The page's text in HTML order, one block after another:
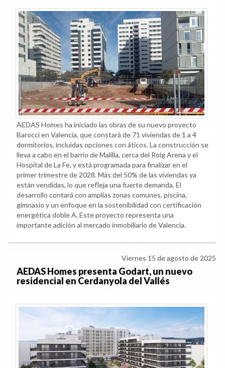
AEDAS Homes ha iniciado las obras de su nuevo proyecto
Barocci en Valencia, que constará de 71 viviendas de 1 a 4
dormitorios, incluidas opciones con áticos. La construcción se
lleva a cabo en el barrio de Malilla, cerca del Roig Arena y el
Hospital de La Fe, y está programada para finalizar en el
primer trimestre de 2028. Más del 50% de las viviendas ya
están vendidas, lo que refleja una fuerte demanda. El
desarrollo contará con amplias zonas comunes, piscina,
gimnasio y un enfoque en la sostenibilidad con certificación
energética doble A. Este proyecto representa una
importante adición al mercado inmobiliario de Valencia.
Viernes 15 de agosto de 2025
AEDAS Homes presenta Godart, un nuevo
residencial en Cerdanyola del Vallés